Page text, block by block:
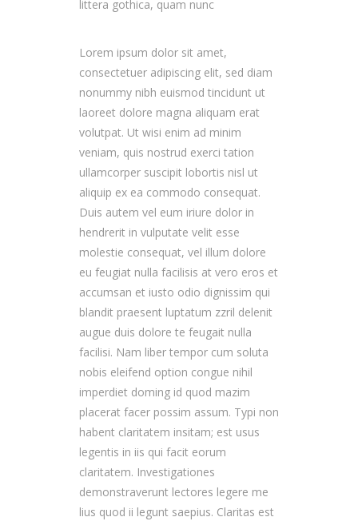
littera gothica, quam nunc
Lorem ipsum dolor sit amet,
consectetuer adipiscing elit, sed diam
nonummy nibh euismod tincidunt ut
laoreet dolore magna aliquam erat
volutpat. Ut wisi enim ad minim
veniam, quis nostrud exerci tation
ullamcorper suscipit lobortis nisl ut
aliquip ex ea commodo consequat.
Duis autem vel eum iriure dolor in
hendrerit in vulputate velit esse
molestie consequat, vel illum dolore
eu feugiat nulla facilisis at vero eros et
accumsan et iusto odio dignissim qui
blandit praesent luptatum zzril delenit
augue duis dolore te feugait nulla
facilisi. Nam liber tempor cum soluta
nobis eleifend option congue nihil
imperdiet doming id quod mazim
placerat facer possim assum. Typi non
habent claritatem insitam; est usus
legentis in iis qui facit eorum
claritatem. Investigationes
demonstraverunt lectores legere me
lius quod ii legunt saepius. Claritas est